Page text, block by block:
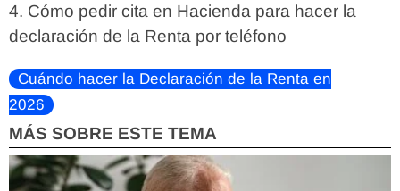
Cómo pedir cita en Hacienda para hacer la
declaración de la Renta por teléfono
Cuándo hacer la Declaración de la Renta en
2026
MÁS SOBRE ESTE TEMA